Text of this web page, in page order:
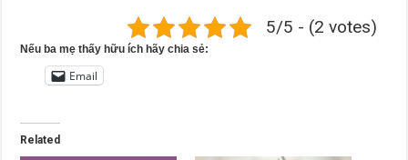
5/5 - (2 votes)
Nếu ba mẹ thấy hữu ích hãy chia sẻ:
Email
Related